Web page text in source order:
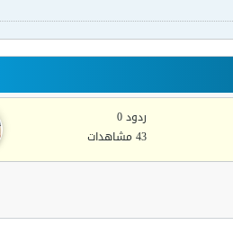
ردود 0
43 مشاهدات